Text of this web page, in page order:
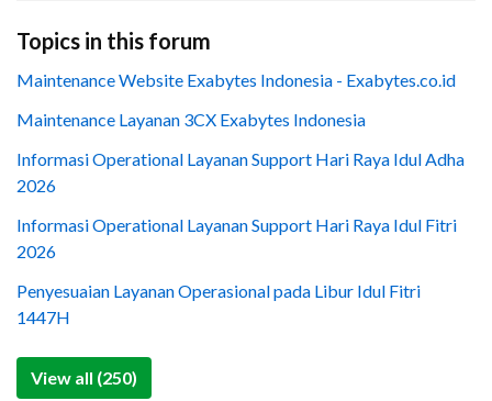
Topics in this forum
Maintenance Website Exabytes Indonesia - Exabytes.co.id
Maintenance Layanan 3CX Exabytes Indonesia
Informasi Operational Layanan Support Hari Raya Idul Adha
2026
Informasi Operational Layanan Support Hari Raya Idul Fitri
2026
Penyesuaian Layanan Operasional pada Libur Idul Fitri
1447H
View all (250)